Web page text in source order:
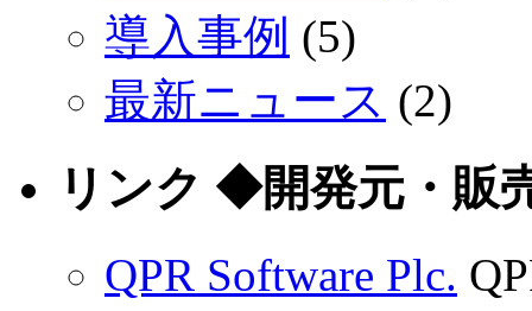
導入事例 (5)
最新ニュース (2)
リンク ◆開発元・販
QPR Software Plc.